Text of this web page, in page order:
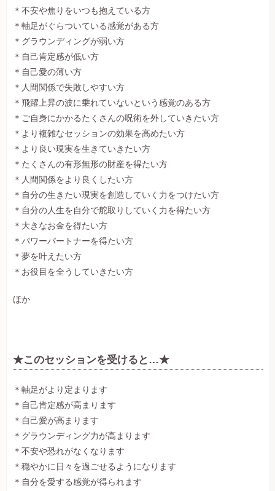
＊不安や焦りをいつも抱えている方
＊軸足がぐらついている感覚がある方
＊グラウンディングが弱い方
＊自己肯定感が低い方
＊自己愛の薄い方
＊人間関係で失敗しやすい方
＊飛躍上昇の波に乗れていないという感覚のある方
＊ご自身にかかるたくさんの呪術を外していきたい方
＊より複雑なセッションの効果を高めたい方
＊より良い現実を生きていきたい方
＊たくさんの有形無形の財産を得たい方
＊人間関係をより良くしたい方
＊自分の生きたい現実を創造していく力をつけたい方
＊自分の人生を自分で舵取りしていく力を得たい方
＊大きなお金を得たい方
＊パワーパートナーを得たい方
＊夢を叶えたい方
＊お役目を全うしていきたい方
ほか
★このセッションを受けると…★
＊軸足がより定まります
＊自己肯定感が高まります
＊自己愛が高まります
＊グラウンディング力が高まります
＊不安や恐れがなくなります
＊穏やかに日々を過ごせるようになります
＊自分を愛する感覚が得られます